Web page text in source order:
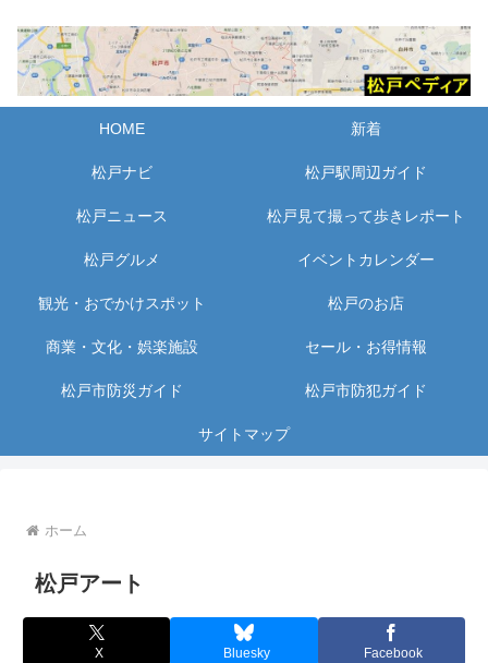
HOME 新着
松戸ナビ 松戸駅周辺ガイド
松戸ニュース 松戸見て撮って歩きレポート
松戸グルメ イベントカレンダー
観光・おでかけスポット 松戸のお店
商業・文化・娯楽施設 セール・お得情報
松戸市防災ガイド 松戸市防犯ガイド
サイトマップ
ホーム
松戸アート
X Bluesky Facebook